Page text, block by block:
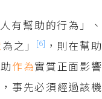
有幫助的行為」、
為之」 [6] ，則在幫助
作為實質正面影響
事先必須經過該機